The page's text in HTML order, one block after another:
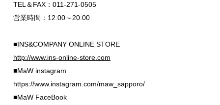
TEL＆FAX：011-271-0505
営業時間：12:00～20:00
■INS&COMPANY ONLINE STORE
http://www.ins-online-store.com
■MaW instagram
https://www.instagram.com/maw_sapporo/
■MaW FaceBook